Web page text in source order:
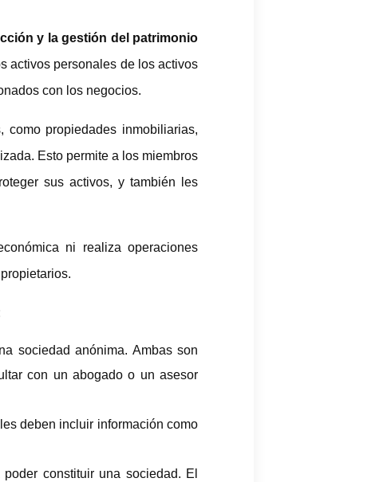
y la gestión del patrimonio
activos personales de los activos
con los negocios.
propiedades inmobiliarias,
Esto permite a los miembros
sus activos, y también les
ni realiza operaciones
sociedad anónima. Ambas son
con un abogado o un asesor
deben incluir información como
constituir una sociedad. El